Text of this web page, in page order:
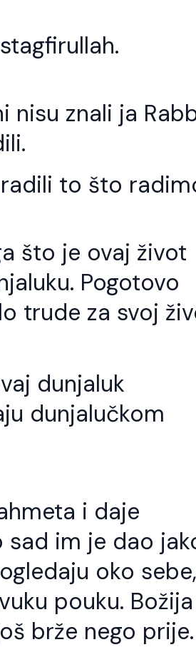
nisu znali ja
to što
što je ovaj život
Pogotovo
trude za svoj
dunjaluk
dunjalučkom
i daje
sad im je dao
oko sebe,
pouku. Božija
brže nego prije.
r-
to i
putem
Kod svakog jela
stvari važne
Šejh Ismail effendi.
Rahmani-r-Rahim. Kod
tri su stvari važne Zikr
Šukur Kada se počinje jesti
se sa zikrom sa Bismilom. U
je potreban Tefekur –